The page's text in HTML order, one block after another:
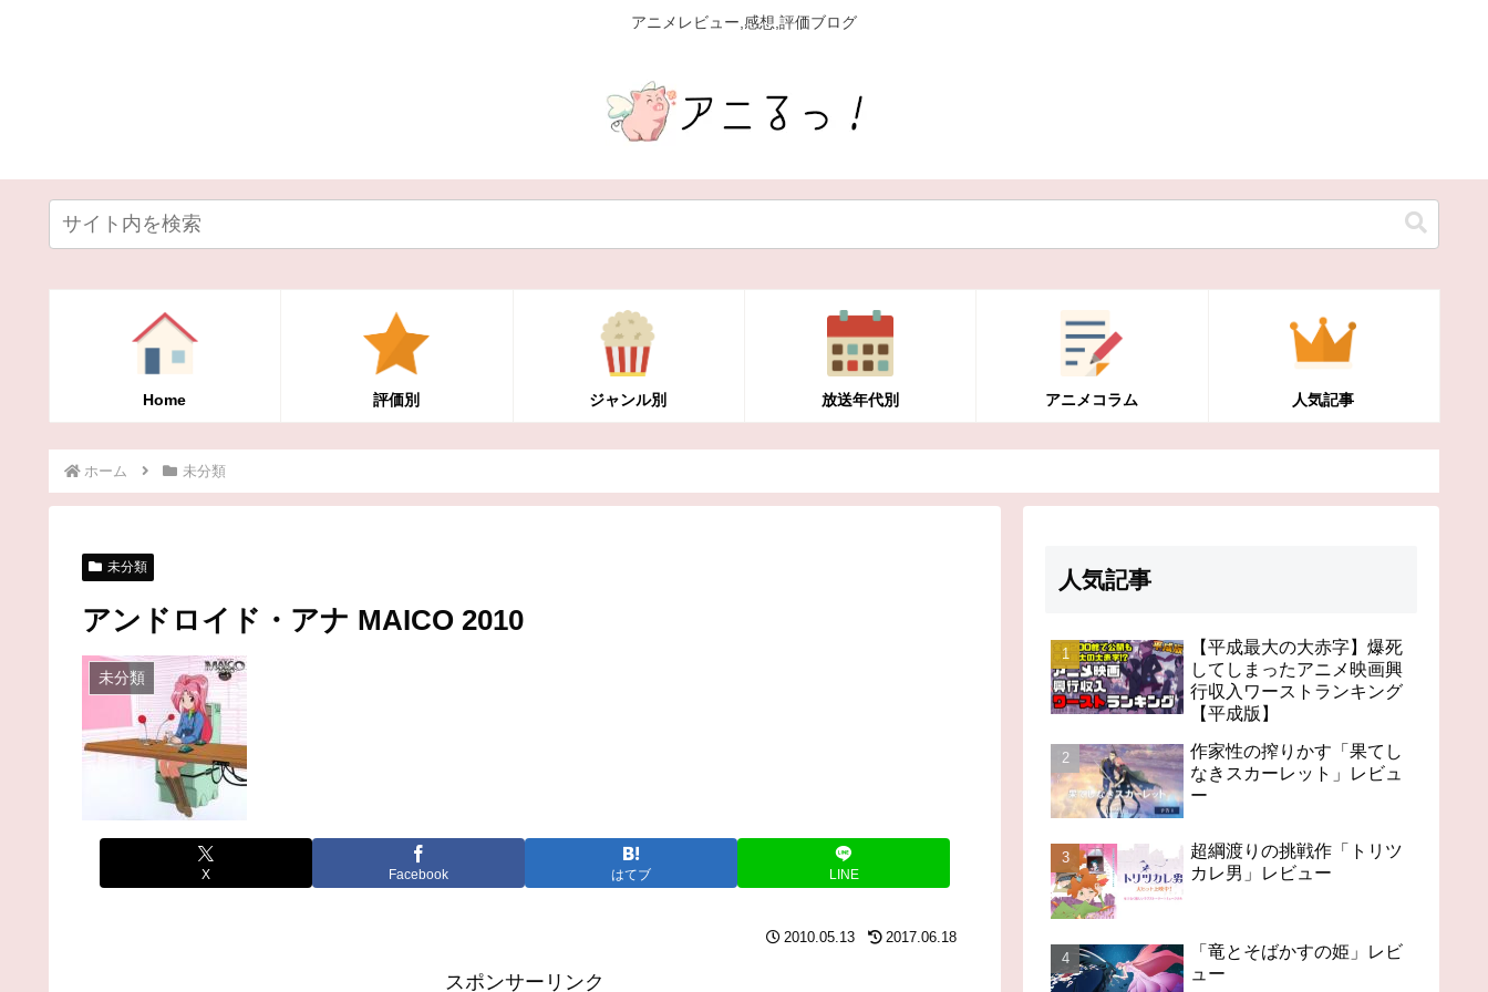
アニメレビュー,感想,評価ブログ
Home 評価別 ジャンル別 放送年代別 アニメコラム 人気記事
ホーム 未分類
未分類
アンドロイド・アナ MAICO 2010
未分類
X Facebook はてブ LINE
2010.05.13 2017.06.18
スポンサーリンク
人気記事
【平成最大の大赤字】爆死
してしまったアニメ映画興
行収入ワーストランキング
【平成版】
作家性の搾りかす「果てし
なきスカーレット」レビュ
ー
超綱渡りの挑戦作「トリツ
カレ男」レビュー
「竜とそばかすの姫」レビ
ュー